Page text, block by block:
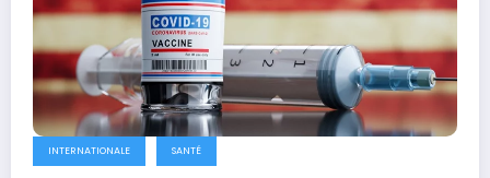
INTERNATIONALE SANTÉ